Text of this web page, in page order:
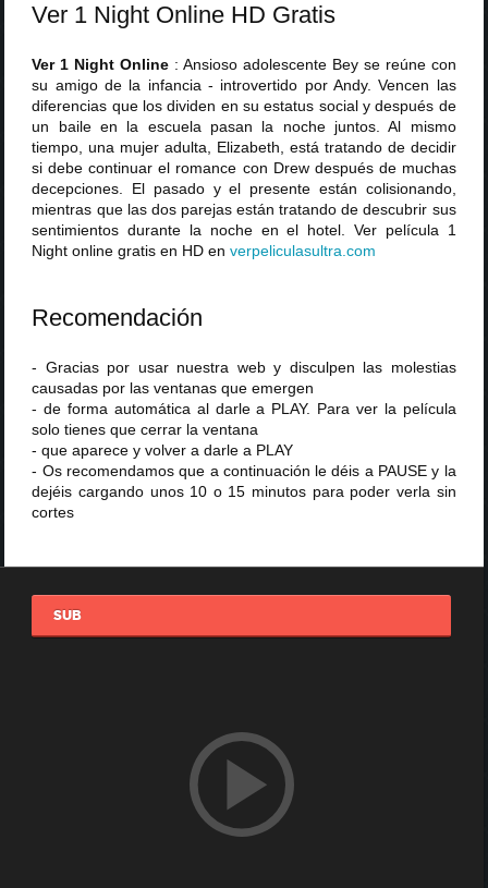
Ver 1 Night Online HD Gratis
Ver 1 Night Online : Ansioso adolescente Bey se reúne con
su amigo de la infancia - introvertido por Andy. Vencen las
diferencias que los dividen en su estatus social y después de
un baile en la escuela pasan la noche juntos. Al mismo
tiempo, una mujer adulta, Elizabeth, está tratando de decidir
si debe continuar el romance con Drew después de muchas
decepciones. El pasado y el presente están colisionando,
mientras que las dos parejas están tratando de descubrir sus
sentimientos durante la noche en el hotel. Ver película 1
Night online gratis en HD enverpeliculasultra .com
Recomendación
- Gracias por usar nuestra web y disculpen las molestias
causadas por las ventanas que emergen
- de forma automática al darle a PLAY. Para ver la película
solo tienes que cerrar la ventana
- que aparece y volver a darle a PLAY
- Os recomendamos que a continuación le déis a PAUSE y la
dejéis cargando unos 10 o 15 minutos para poder verla sin
cortes
SUB